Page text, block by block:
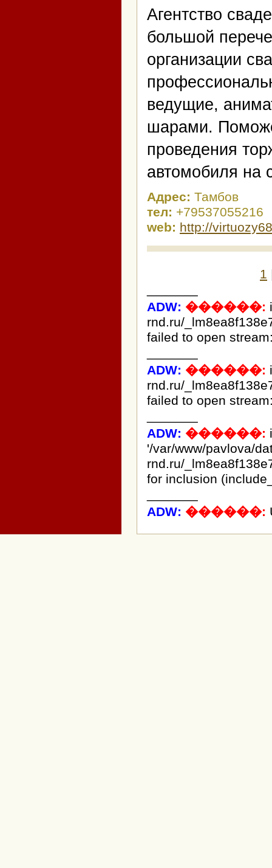
Агентство
большой
организации
ведущие,
шарами.
проведения
автомобиля на
Адрес: Тамбов
тел: +79537055216
web: http://
1
ADW: ������:
rnd.ru/
failed to open
ADW: ������:
rnd.ru/
failed to open
ADW: ������:
'/var/www/pavlova/
rnd.ru/
for inclusion
ADW: ������: